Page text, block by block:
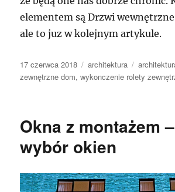
elementem są Drzwi
ale to juz w kolejnym artykule.
Data
publikacji
17 czerwca 2018 Kategorie
architektura Tagi
zewnętrzne dom,wykonczenie rolety
Okna z montażem
wybór okien